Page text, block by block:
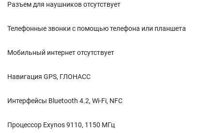
Разъем для наушников отсутствует
Телефонные звонки с помощью телефона или планшета
Мобильный интернет отсутствует
Навигация GPS, ГЛОНАСС
Интерфейсы Bluetooth 4.2, Wi-Fi, NFC
Процессор Exynos 9110, 1150 МГц